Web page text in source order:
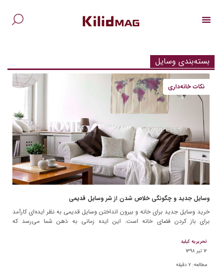
بسته‌بندی وسایل
نکات خانه‌داری
وسایل جدید و چگونگی خلاص شدن از شر وسایل قدیمی
خرید وسایل جدید برای خانه و بیرون انداختن وسایل قدیمی به نظر ایده‌ای کارآمد
برای باز کردن فضای خانه است. این ایده زمانی به ذهن شما می‌رسد که
تحریریه کیلید
۱۲ تیر ۱۳۹۸
مطالعه: ۷ دقیقه